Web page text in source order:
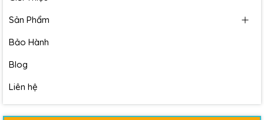
Sản Phẩm
Bảo Hành
Blog
Liên hệ